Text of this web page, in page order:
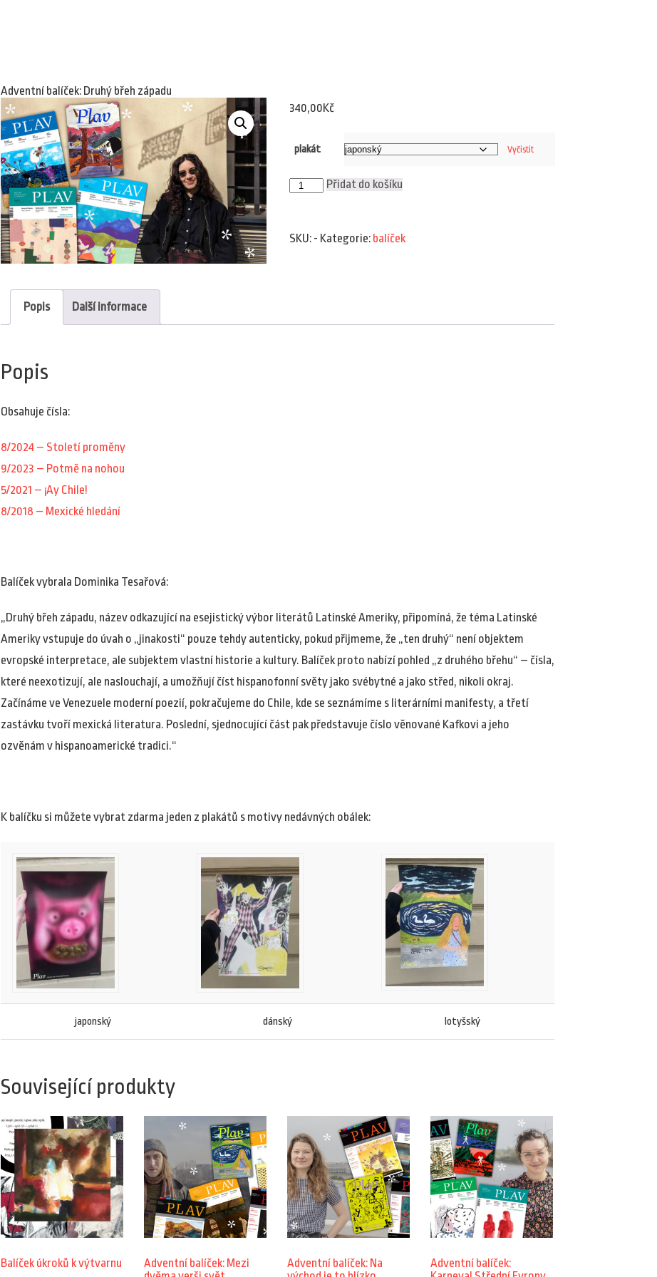
Adventní balíček: Druhý břeh západu
340,00Kč
plakát Vyčistit
Adventní
balíček:
množství
Přidat do košíku
SKU: - Kategorie: balíček
Popis Další informace
Popis
Obsahuje čísla:
8/2024 – Století proměny
9/2023 – Potmě na nohou
5/2021 – ¡Ay Chile!
8/2018 – Mexické hledání
Balíček vybrala Dominika Tesařová:
„Druhý břeh západu, název odkazující na esejistický výbor literátů Latinské Ameriky, připomíná, že téma Latinské
Ameriky vstupuje do úvah o „jinakosti“ pouze tehdy autenticky, pokud přijmeme, že „ten druhý“ není objektem
evropské interpretace, ale subjektem vlastní historie a kultury. Balíček proto nabízí pohled „z druhého břehu“ – čísla,
které neexotizují, ale naslouchají, a umožňují číst hispanofonní světy jako svébytné a jako střed, nikoli okraj.
Začínáme ve Venezuele moderní poezií, pokračujeme do Chile, kde se seznámíme s literárními manifesty, a třetí
zastávku tvoří mexická literatura. Poslední, sjednocující část pak představuje číslo věnované Kafkovi a jeho
ozvěnám v hispanoamerické tradici.“
K balíčku si můžete vybrat zdarma jeden z plakátů s motivy nedávných obálek:
japonský dánský lotyšský
Související produkty
Balíček úkroků k výtvarnu
Adventní balíček: Mezi
Adventní balíček: Na
Adventní balíček: